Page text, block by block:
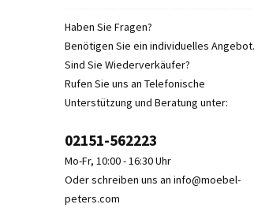
Haben Sie Fragen?
Benötigen Sie ein individuelles Angebot.
Sind Sie Wiederverkäufer?
Rufen Sie uns an Telefonische
Unterstützung und Beratung unter:
02151-562223
Mo-Fr, 10:00 - 16:30 Uhr
Oder schreiben uns an info@moebel-
peters.com